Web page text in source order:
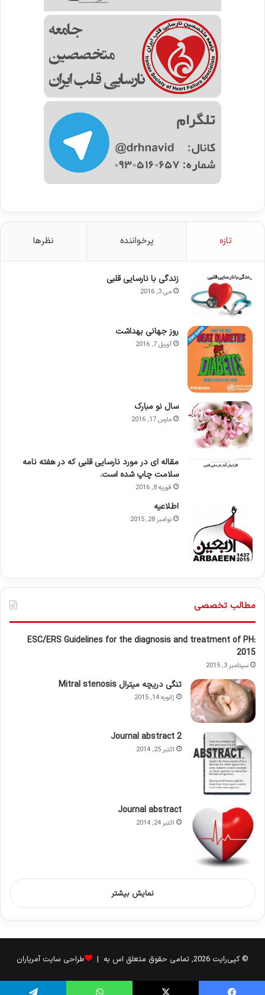
تازه پرخواننده نظرها
زندگی با نارسایی قلبی
می 3, 2016
روز جهانی بهداشت
آوریل 7, 2016
سال نو مبارک
مارس 17, 2016
مقاله ای در مورد نارسایی قلبی که در هفته نامه
سلامت چاپ شده است.
فوریه 8, 2016
اطلاعيه
نوامبر 28, 2015
مطالب تخصصی
ESC/ERS Guidelines for the diagnosis and treatment of PH:
2015
سپتامبر 3, 2015
تنگی دریچه میترال Mitral stenosis
ژانویه 14, 2015
Journal abstract 2
اکتبر 25, 2014
Journal abstract
اکتبر 24, 2014
نمایش بیشتر
© کپی‌رایت 2026, تمامی حقوق متعلق اس به | طراحی سایت آمریاران